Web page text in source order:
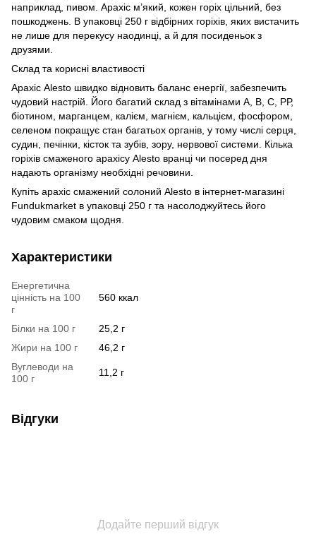
наприклад, пивом. Арахіс м’який, кожен горіх цільний, без
пошкоджень. В упаковці 250 г відбірних горіхів, яких вистачить
не лише для перекусу наодинці, а й для посиденьок з
друзями.
Склад та корисні властивості
Арахіс Alesto швидко відновить баланс енергії, забезпечить
чудовий настрій. Його багатий склад з вітамінами А, В, С, РР,
біотином, марганцем, калієм, магнієм, кальцієм, фосфором,
селеном покращує стан багатьох органів, у тому числі серця,
судин, печінки, кісток та зубів, зору, нервової системи. Кілька
горіхів смаженого арахісу Alesto вранці чи посеред дня
надають організму необхідні речовини.
Купіть арахіс смажений солоний Alesto в інтернет-магазині
Fundukmarket в упаковці 250 г та насолоджуйтесь його
чудовим смаком щодня.
Характеристики
Енергетична
цінність на 100
г
560 ккал
Білки на 100 г
25,2 г
Жири на 100 г
46,2 г
Вуглеводи на
100 г
11,2 г
Відгуки
Додайте перший відгук